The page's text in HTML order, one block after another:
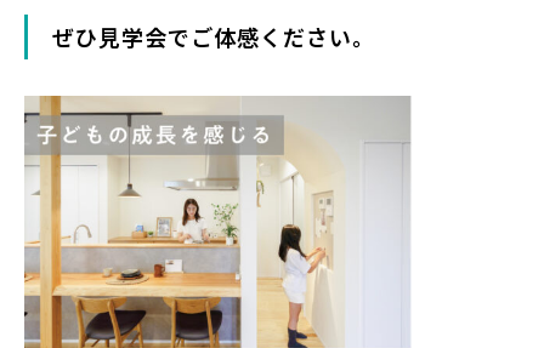
ぜひ見学会でご体感ください。